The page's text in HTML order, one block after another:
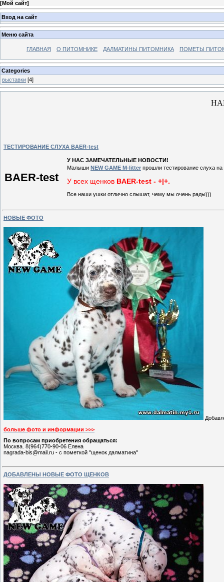
[Мой сайт]
Вход на сайт
Меню сайта
ГЛАВНАЯ О ПИТОМНИКЕ ДАЛМАТИНЫ ПИТОМНИКА ПОМЕТЫ
Categories
выставки [4]
ТЕСТИРОВАНИЕ СЛУХА BAER-test
BAER-test
У НАС ЗАМЕЧАТЕЛЬНЫЕ НОВОСТИ!
Малыши NEW GAME M-litter прошли тестирование слуха
У всех щенков BAER-test - +|+.
Все наши ушки отлично слышат, чему мы очень рады)))
НОВЫЕ ФОТО
больше фото и информации >>>
По вопросам приобретения обращаться:
Москва. 8(964)770-90-06 Елена
nagrada-bis@mail.ru - с пометкой "щенок далматина"
ДОБАВЛЕНЫ НОВЫЕ ФОТО ЩЕНКОВ